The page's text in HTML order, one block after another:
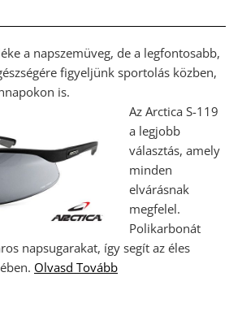
a napszemüveg, de a legfontosabb,
figyeljünk sportolás közben,
is.
Az Arctica S-119
a legjobb
választás, amely
minden
elvárásnak
megfelel.
Polikarbonát
napsugarakat, így segít az éles
Olvasd Tovább